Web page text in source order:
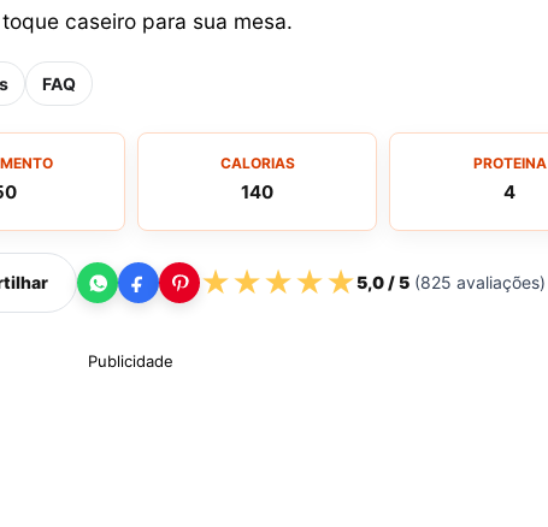
caseiro para sua mesa.
FAQ
CALORIAS
140
PROTEINA
4
★★★★★5,0/ 5 (825 avaliações)
Publicidade